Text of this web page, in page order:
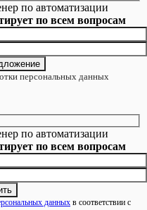
по автоматизации
по всем вопросам
персональных данных
по автоматизации
по всем вопросам
данных в соответствии с